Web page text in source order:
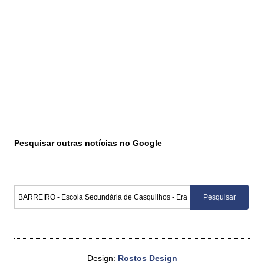
Pesquisar outras notícias no Google
Design: Rostos Design